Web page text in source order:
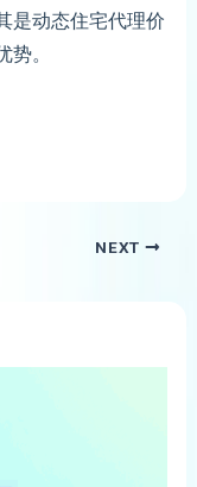
是动态住宅代理价
。
NEXT